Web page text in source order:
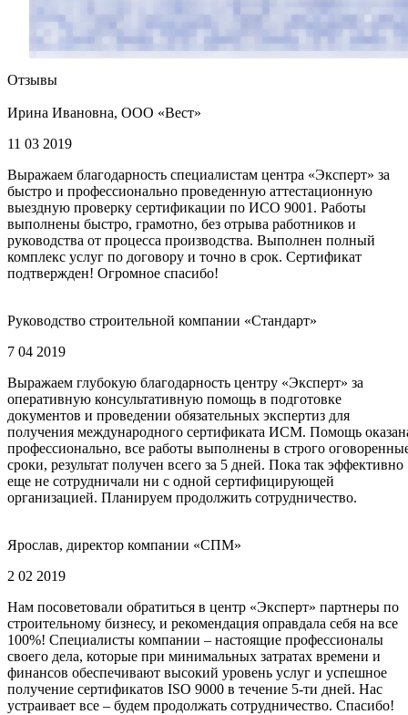
Отзывы
Ирина Ивановна, ООО «Вест»
11 03 2019
Выражаем благодарность специалистам центра «Эксперт» за
быстро и профессионально проведенную аттестационную
выездную проверку сертификации по ИСО 9001. Работы
выполнены быстро, грамотно, без отрыва работников и
руководства от процесса производства. Выполнен полный
комплекс услуг по договору и точно в срок. Сертификат
подтвержден! Огромное спасибо!
Руководство строительной компании «Стандарт»
7 04 2019
Выражаем глубокую благодарность центру «Эксперт» за
оперативную консультативную помощь в подготовке
документов и проведении обязательных экспертиз для
получения международного сертификата ИСМ. Помощь
профессионально, все работы выполнены в строго
сроки, результат получен всего за 5 дней. Пока так эффективно
еще не сотрудничали ни с одной сертифицирующей
организацией. Планируем продолжить сотрудничество.
Ярослав, директор компании «СПМ»
2 02 2019
Нам посоветовали обратиться в центр «Эксперт» партнеры по
строительному бизнесу, и рекомендация оправдала себя на все
100%! Специалисты компании – настоящие профессионалы
своего дела, которые при минимальных затратах времени и
финансов обеспечивают высокий уровень услуг и успешное
получение сертификатов ISO 9000 в течение 5-ти дней. Нас
устраивает все – будем продолжать сотрудничество. Спасибо!